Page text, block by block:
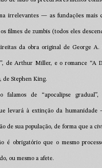
irrelevantes — as fundações mais
filmes de zumbis (todos eles
da obra original de George A.
de Arthur Miller, e o romance “A
de Stephen King.
falamos de “apocalipse
levará à extinção da
de sua população, de forma que a
é obrigatório que o mesmo
ou mesmo a afete.